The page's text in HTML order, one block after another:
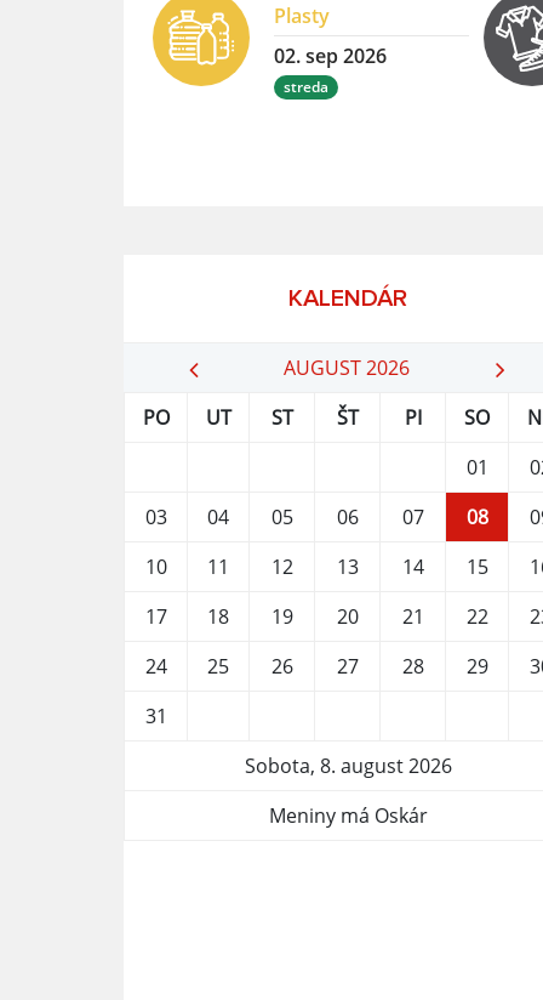
Plasty
02. sep 2026
streda
KALENDÁR
AUGUST 2026
PO
UT ST ŠT PI SO
01
03
04 05 06 07 08
10
11 12 13 14 15
17
18 19 20 21 22
24
25 26 27 28 29
31
Sobota, 8. august 2026
Meniny má Oskár